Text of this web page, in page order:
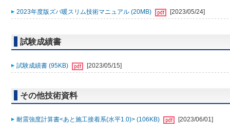
2023年度版ズバ暖スリム技術マニュアル (20MB) [2023/05/24]
試験成績書
試験成績書 (95KB) [2023/05/15]
その他技術資料
耐震強度計算書<あと施工接着系(水平1.0)> (106KB)
[2023/06/01]